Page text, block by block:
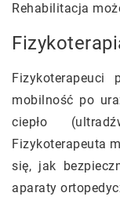
Rehabilitacja
Fizykoterapeuci
mobilność po
ciepło
Fizykoterapeuta
się, jak
aparaty